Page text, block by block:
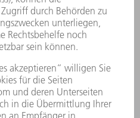
Werkzeugmaschinen
303 33222
- 17:30 Uhr
per Service App Mo - Fr:
07:00 - 12:00 Uhr
Lasertechnik